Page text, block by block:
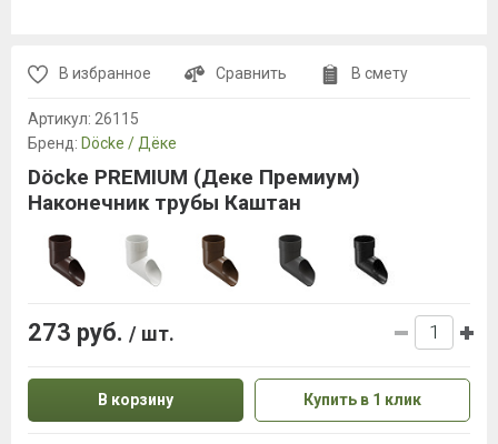
В избранное Сравнить В смету
Артикул: 26115
Бренд: Döcke / Дёке
Döcke PREMIUM (Деке Премиум)
Наконечник трубы Каштан
273 руб. / шт.
В корзину Купить в 1 клик